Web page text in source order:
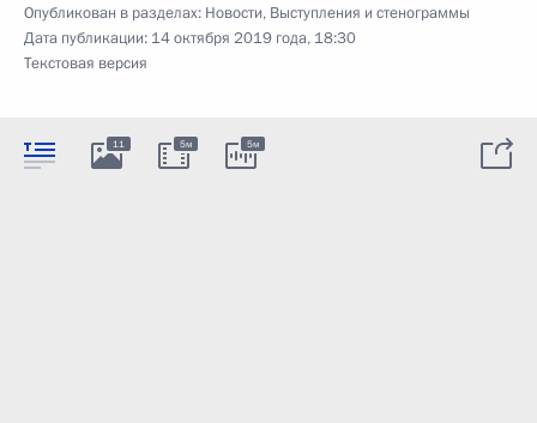
Опубликован в разделах: Новости, Выступления и стенограммы
Дата публикации: 14 октября 2019 года, 18:30
Текстовая версия
11 5м 5м